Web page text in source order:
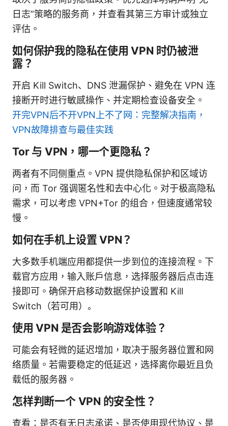
日志”策略的服务商，并查看其第三方审计或独立
评估。
如何保护我的隐私在使用 VPN 时仍被泄
露？
开启 Kill Switch、DNS 泄漏保护、避免在 VPN 连
接断开时进行敏感操作、并定期检查设备安全。
开完VPN后不开VPN上不了网：完整解决指南，
VPN故障排查与最佳实践
Tor 与 VPN，哪一个更隐私？
两者有不同侧重点。VPN 提供隐私保护和区域访
问，而 Tor 强调匿名性和去中心化。对于极高隐私
需求，可以考虑 VPN+Tor 的组合，但速度通常较
慢。
如何在手机上设置 VPN？
大多数手机端应用都提供一步到位的连接流程。下
载官方应用，输入账户信息，选择服务器后点击连
接即可。确保开启移动数据保护设置和 Kill
Switch（若可用）。
使用 VPN 是否会影响游戏体验？
可能会有轻微的延迟增加，取决于服务器位置和网
络质量。若需要稳定的低延迟，选择离你最近且负
载低的服务器。
怎样判断一个 VPN 的安全性？
查看：是否有无日志承诺、是否使用现代协议、是